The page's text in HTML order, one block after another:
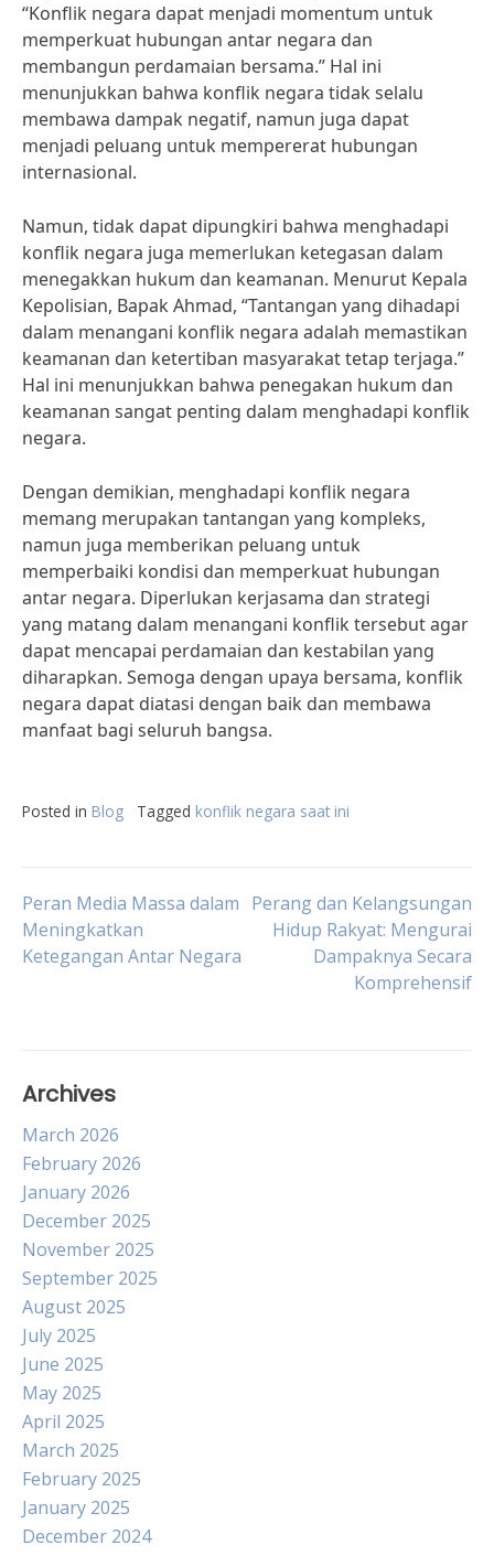
“Konflik negara dapat menjadi momentum untuk
memperkuat hubungan antar negara dan
membangun perdamaian bersama.” Hal ini
menunjukkan bahwa konflik negara tidak selalu
membawa dampak negatif, namun juga dapat
menjadi peluang untuk mempererat hubungan
internasional.
Namun, tidak dapat dipungkiri bahwa menghadapi
konflik negara juga memerlukan ketegasan dalam
menegakkan hukum dan keamanan. Menurut Kepala
Kepolisian, Bapak Ahmad, “Tantangan yang dihadapi
dalam menangani konflik negara adalah memastikan
keamanan dan ketertiban masyarakat tetap terjaga.”
Hal ini menunjukkan bahwa penegakan hukum dan
keamanan sangat penting dalam menghadapi konflik
negara.
Dengan demikian, menghadapi konflik negara
memang merupakan tantangan yang kompleks,
namun juga memberikan peluang untuk
memperbaiki kondisi dan memperkuat hubungan
antar negara. Diperlukan kerjasama dan strategi
yang matang dalam menangani konflik tersebut agar
dapat mencapai perdamaian dan kestabilan yang
diharapkan. Semoga dengan upaya bersama, konflik
negara dapat diatasi dengan baik dan membawa
manfaat bagi seluruh bangsa.
Posted in Blog Tagged konflik negara saat ini
Post
navigation
Peran Media Massa dalam
Meningkatkan
Ketegangan Antar Negara
Perang dan Kelangsungan
Hidup Rakyat: Mengurai
Dampaknya Secara
Komprehensif
Archives
March 2026
February 2026
January 2026
December 2025
November 2025
September 2025
August 2025
July 2025
June 2025
May 2025
April 2025
March 2025
February 2025
January 2025
December 2024